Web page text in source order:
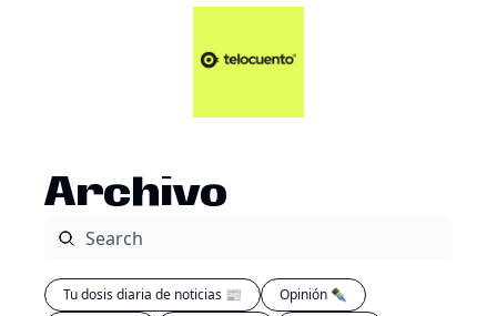
Artículos 📑
Plus 💎
Archivo
Tu dosis diaria de noticias 📰
Opinión ✒️